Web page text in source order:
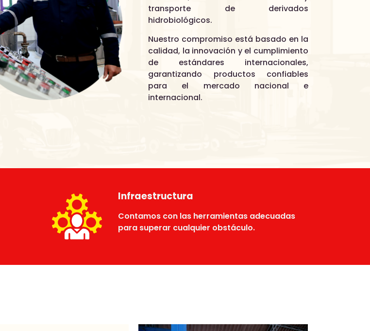
transporte de derivados
hidrobiológicos.
Nuestro compromiso está basado en la
calidad, la innovación y el cumplimiento
de estándares internacionales,
garantizando productos confiables
para el mercado nacional e
internacional.
Infraestructura
Contamos con las herramientas adecuadas
para superar cualquier obstáculo.